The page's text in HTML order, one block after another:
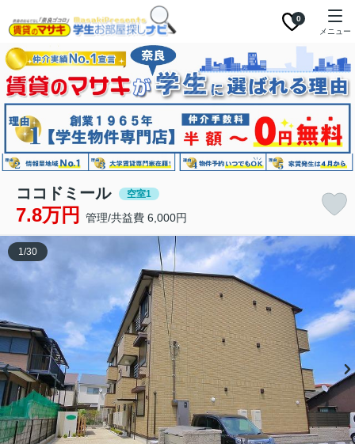
0
メニュー
ココドミール 空室1
7.8万円 管理/共益費 6,000円
1/30